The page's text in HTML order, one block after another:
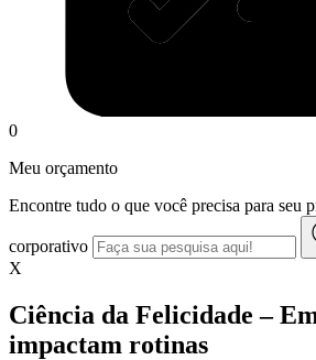
0
Meu orçamento
Encontre tudo o que você precisa para seu
corporativo
X
Ciência da Felicidade –
impactam rotinas